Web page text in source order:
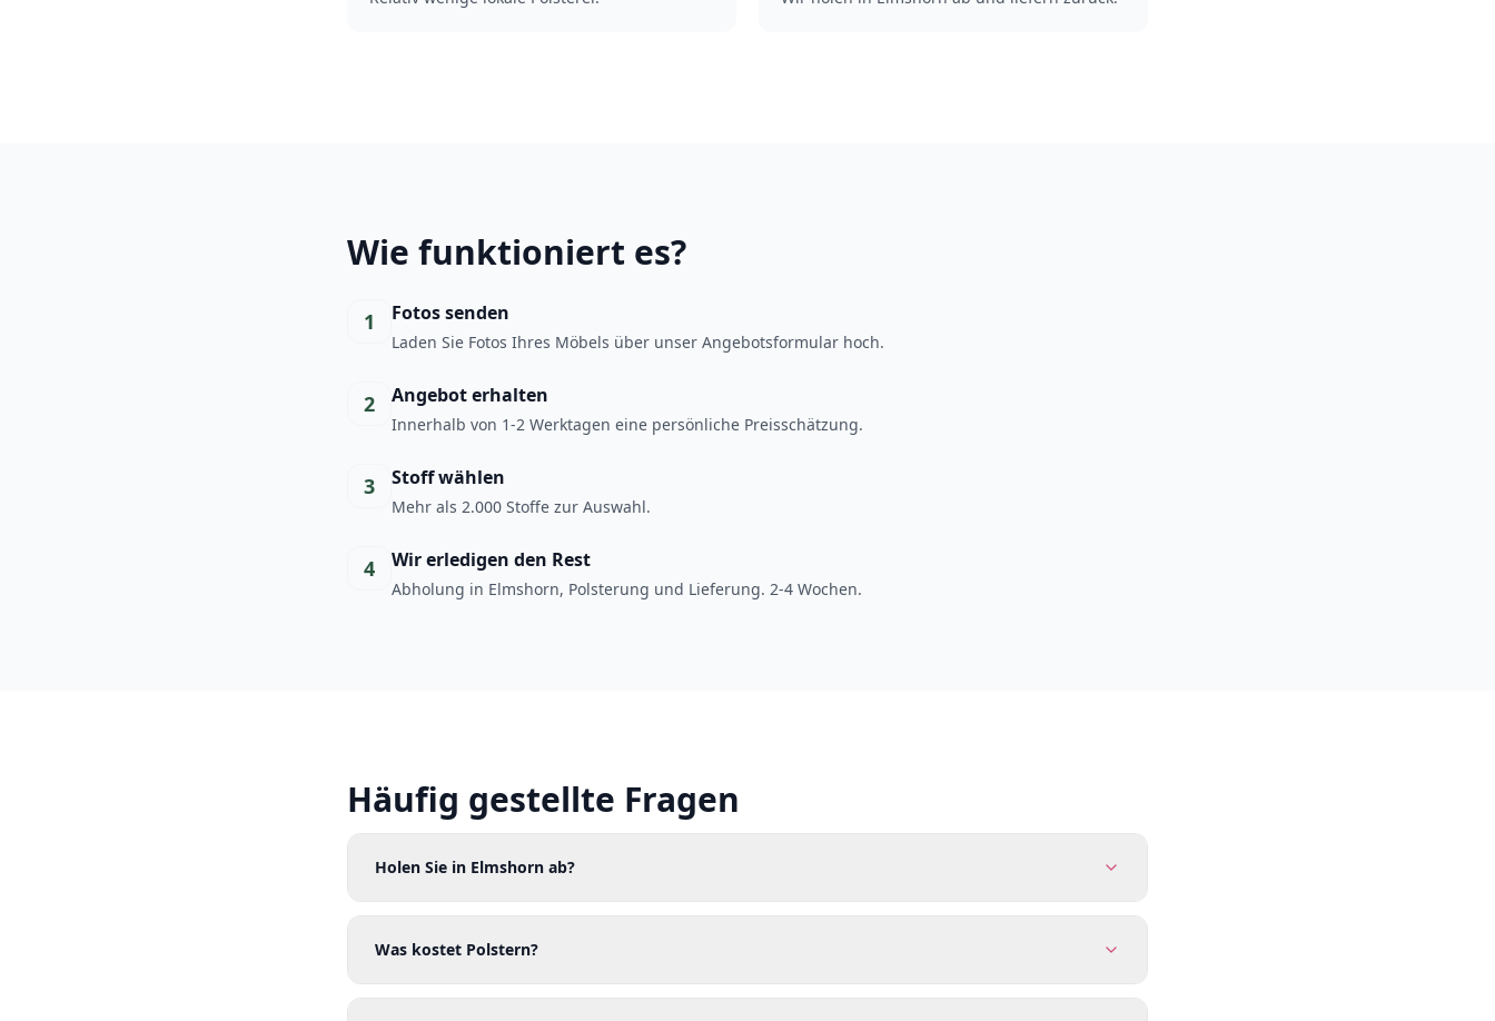
Wie funktioniert es?
1 Fotos senden
Laden Sie Fotos Ihres Möbels über unser Angebotsformular hoch.
2 Angebot erhalten
Innerhalb von 1-2 Werktagen eine persönliche Preisschätzung.
3 Stoff wählen
Mehr als 2.000 Stoffe zur Auswahl.
4 Wir erledigen den Rest
Abholung in Elmshorn, Polsterung und Lieferung. 2-4 Wochen.
Häufig gestellte Fragen
Holen Sie in Elmshorn ab?
Was kostet Polstern?